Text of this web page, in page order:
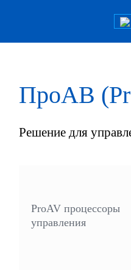
ПроАВ
Решение для
ProAV процессоры
управления